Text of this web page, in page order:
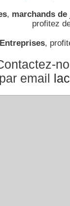
, marchands de
profitez
Entreprises,
email